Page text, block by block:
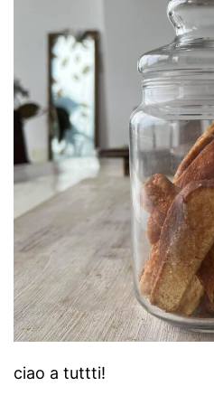
ciao a tuttti!